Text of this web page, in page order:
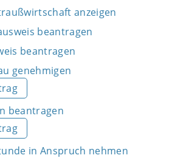
anzeigen
beantragen
beantragen
genehmigen
beantragen
in Anspruch nehmen